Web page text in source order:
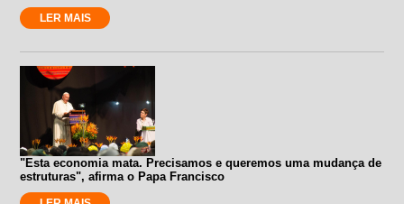
LER MAIS
"Esta economia mata. Precisamos e queremos uma mudança de
estruturas", afirma o Papa Francisco